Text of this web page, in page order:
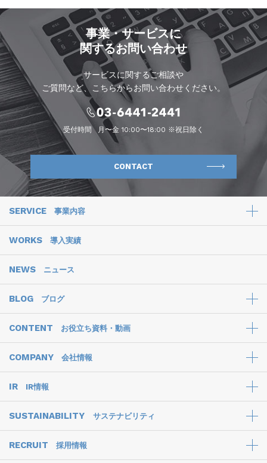
事業・サービスに
関するお問い合わせ
サービスに関するご相談や
ご質問など、こちらからお問い合わせください。
受付時間 月〜金 10:00〜18:00 ※祝日除く
CONTACT
SERVICE 事業内容
WORKS 導入実績
NEWS ニュース
BLOG ブログ
CONTENT お役立ち資料・動画
COMPANY 会社情報
IR IR情報
SUSTAINABILITY サステナビリティ
RECRUIT 採用情報